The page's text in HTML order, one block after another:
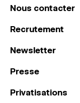
Nous contacter
Recrutement
Newsletter
Presse
Privatisations